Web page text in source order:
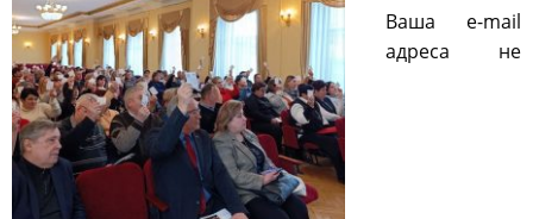
Ваша e-mail
адреса не